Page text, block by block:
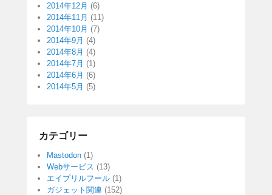
2014年12月 (6)
2014年11月 (11)
2014年10月 (7)
2014年9月 (4)
2014年8月 (4)
2014年7月 (1)
2014年6月 (6)
2014年5月 (5)
カテゴリー
Mastodon (1)
Webサービス (13)
エイプリルフール (1)
ガジェット関連 (152)